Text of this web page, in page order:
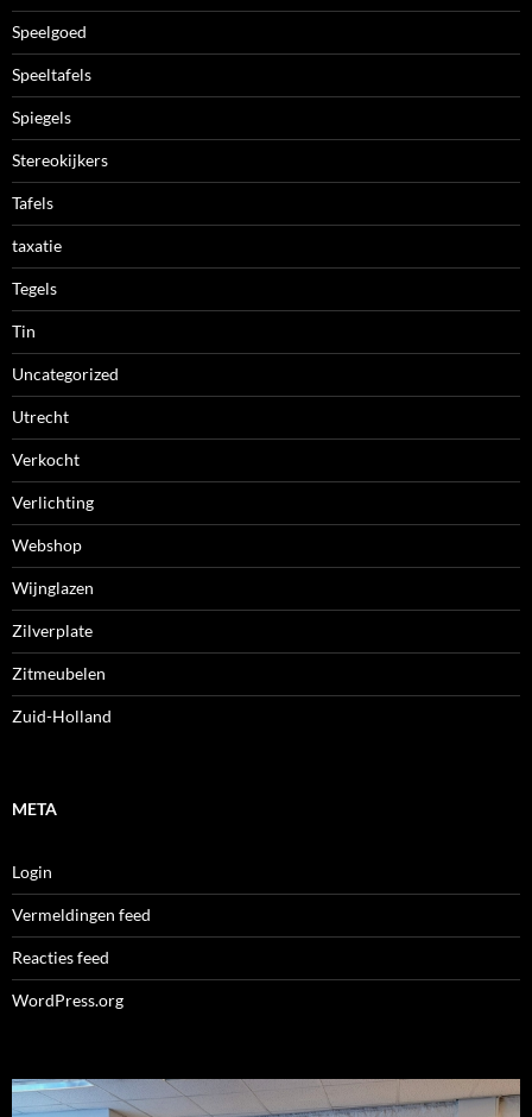
Speelgoed
Speeltafels
Spiegels
Stereokijkers
Tafels
taxatie
Tegels
Tin
Uncategorized
Utrecht
Verkocht
Verlichting
Webshop
Wijnglazen
Zilverplate
Zitmeubelen
Zuid-Holland
META
Login
Vermeldingen feed
Reacties feed
WordPress.org